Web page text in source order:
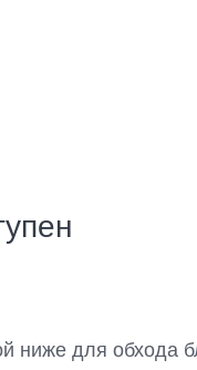
ниже для обхода